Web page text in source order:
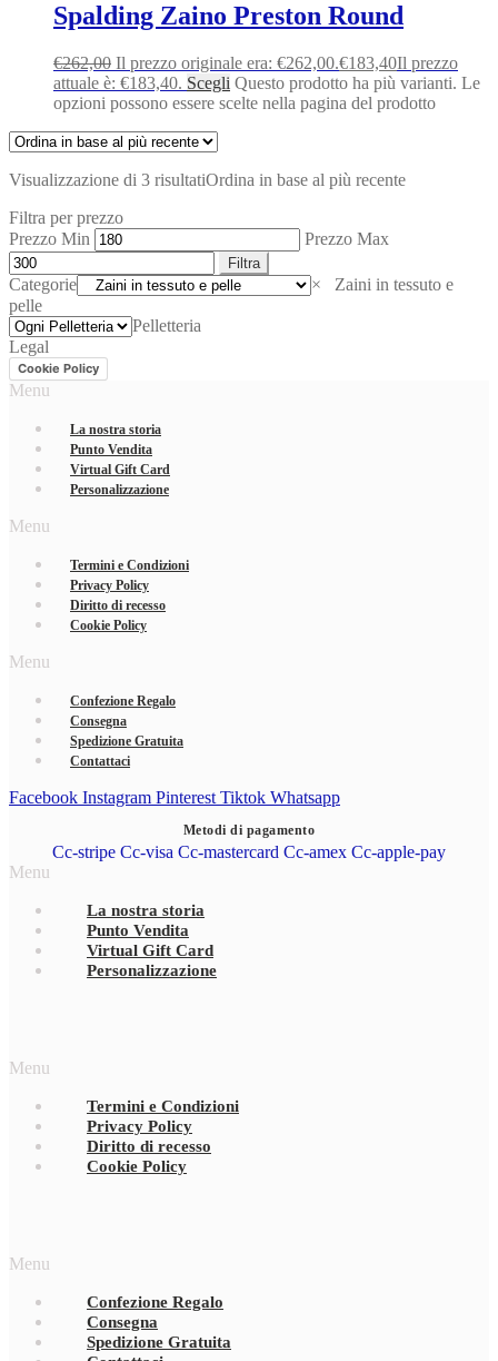
Spalding Zaino Preston Round
€262,00 Il prezzo originale era: €262,00.€183,40Il prezzo
attuale è: €183,40. Scegli Questo prodotto ha più varianti. Le
opzioni possono essere scelte nella pagina del prodotto
Visualizzazione di 3 risultatiOrdina in base al più recente
Filtra per prezzo
Prezzo Min
Prezzo Max
Filtra
Categorie × Zaini in tessuto e
pelle
Pelletteria
Legal
Cookie Policy
Menu
La nostra storia
Punto Vendita
Virtual Gift Card
Personalizzazione
Menu
Termini e Condizioni
Privacy Policy
Diritto di recesso
Cookie Policy
Menu
Confezione Regalo
Consegna
Spedizione Gratuita
Contattaci
Facebook Instagram Pinterest Tiktok Whatsapp
Metodi di pagamento
Cc-stripe Cc-visa Cc-mastercard Cc-amex Cc-apple-pay
Menu
La nostra storia
Punto Vendita
Virtual Gift Card
Personalizzazione
Menu
Termini e Condizioni
Privacy Policy
Diritto di recesso
Cookie Policy
Menu
Confezione Regalo
Consegna
Spedizione Gratuita